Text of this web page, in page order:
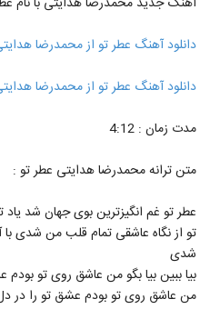
آهنگ یه
دانلود
متن ترانه
592 نام دختر
۷,۱۴۱ بازدید
593
موزیک
۱,۶۱۹ بازدید
افشین
دانلود آهنگ عطر تو از محمدرضا هدایتی
دانلود آهنگ عطر تو از محمدرضا هدایتی
مدت زمان : 4:12
متن ترانه محمدرضا هدایتی عطر تو :
عطر تو غم انگیزترین بوی جهان شد
تو از نگاه عاشقی تمام قلب من شدی
شدی
بیا ببین بیا بگو من عاشق روی تو
من عاشق روی تو بودم عشق تو را در